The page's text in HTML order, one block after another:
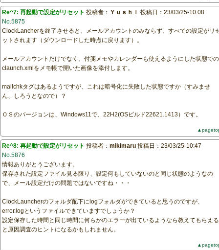
Re^7: 再起動で設定がリセット 投稿者： Ｙｕｓｈｉ 投稿日：23/03/25-10:08
No.5875
ClockLancherを終了させると、メールアカウントのみならず、すべての設定がリ
ットされます（ダウンロードした時点に戻ります）。
メールアカウントだけでなく、付箋メモやカレンダーも使えるようにした状態での
claunch.xmlをメモ帳で開いた画像を添付します。
mailchkタグはあるようですが、これは暗号化に失敗した状態ですか（すみませ
ん、しろうとなので）？
ＯＳのバージョンは、Windows11で、22H2(OSビルド22621.1413）です。
Re^8: 再起動で設定がリセット 投稿者： mikimaru 投稿日：23/03/25-10:47
No.5876
情報ありがとうございます。
保存された設定ファイル見る限り、設定何もしていないのと同じ状態のようなの
で、メール設定だけの問題ではないですね・・・
ClockLauncherのフォルダ配下にlogフォルダができていると思うのですが、
error.logというファイルできていますでしょうか？
設定保存した時間と同じ時間に何らかのエラーが出ているようなら教えてもらえる
と原因調査のヒントになるかもしれません。